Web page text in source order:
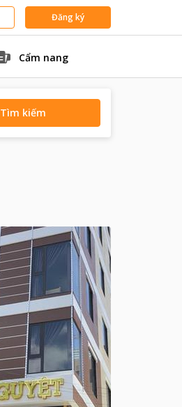
Đăng ký
Cẩm nang
Tìm kiếm